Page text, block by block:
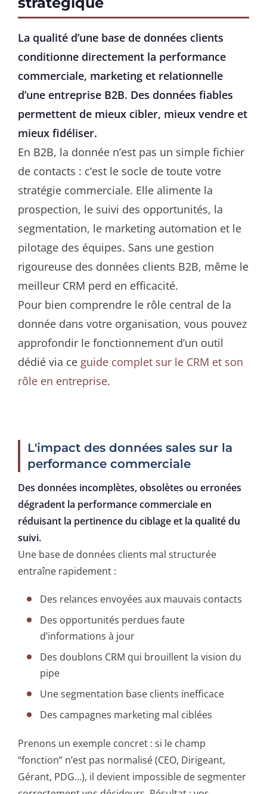
La qualité d’une base de données clients
conditionne directement la performance
commerciale, marketing et relationnelle
d’une entreprise B2B. Des données fiables
permettent de mieux cibler, mieux vendre et
mieux fidéliser.
En B2B, la donnée n’est pas un simple fichier
de contacts : c’est le socle de toute votre
stratégie commerciale. Elle alimente la
prospection, le suivi des opportunités, la
segmentation, le marketing automation et le
pilotage des équipes. Sans une gestion
rigoureuse des données clients B2B, même le
meilleur CRM perd en efficacité.
Pour bien comprendre le rôle central de la
donnée dans votre organisation, vous pouvez
approfondir le fonctionnement d’un outil
dédié via ce guide complet sur le CRM et son
rôle en entreprise.
L'impact des données sales sur la
performance commerciale
Des données incomplètes, obsolètes ou erronées
dégradent la performance commerciale en
réduisant la pertinence du ciblage et la qualité du
suivi.
Une base de données clients mal structurée
entraîne rapidement :
Des relances envoyées aux mauvais contacts
Des opportunités perdues faute
d’informations à jour
Des doublons CRM qui brouillent la vision du
pipe
Une segmentation base clients inefficace
Des campagnes marketing mal ciblées
Prenons un exemple concret : si le champ
“fonction” n’est pas normalisé (CEO, Dirigeant,
Gérant, PDG…), il devient impossible de segmenter